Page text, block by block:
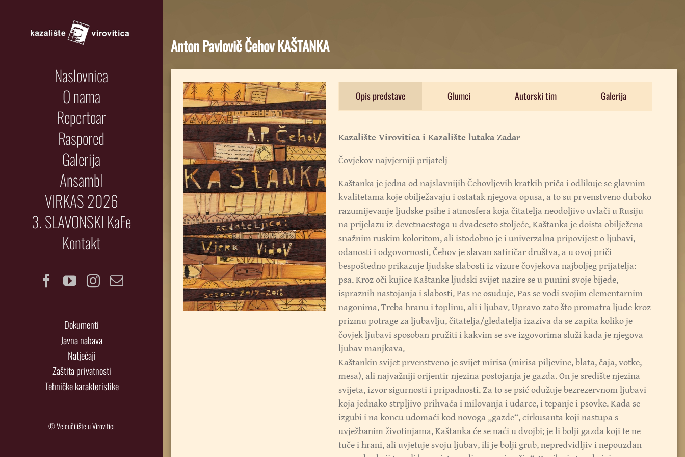
Naslovnica
O nama
Repertoar
Raspored
Galerija
Ansambl
VIRKAS 2026
3. SLAVONSKI KaFe
Kontakt
Facebook
YouTubeInstagram
Email
Dokumenti
Javna nabava
Natječaji
Zaštita privatnosti
Tehničke karakteristike
© Veleučilište u Virovitici
Anton Pavlovič Čehov KAŠTANKA
Opis predstave Glumci Autorski tim Galerija
Kazalište Virovitica i Kazalište lutaka Zadar
Čovjekov najvjerniji prijatelj
Kaštanka je jedna od najslavnijih Čehovljevih kratkih priča i odlikuje se glavnim
kvalitetama koje obilježavaju i ostatak njegova opusa, a to su prvenstveno duboko
razumijevanje ljudske psihe i atmosfera koja čitatelja neodoljivo uvlači u Rusiju
na prijelazu iz devetnaestoga u dvadeseto stoljeće. Kaštanka je doista obilježena
snažnim ruskim koloritom, ali istodobno je i univerzalna pripovijest o ljubavi,
odanosti i odgovornosti. Čehov je slavan satiričar društva, a u ovoj priči
bespoštedno prikazuje ljudske slabosti iz vizure čovjekova najboljeg prijatelja:
psa. Kroz oči kujice Kaštanke ljudski svijet nazire se u punini svoje bijede,
ispraznih nastojanja i slabosti. Pas ne osuđuje. Pas se vodi svojim elementarnim
nagonima. Treba hranu i toplinu, ali i ljubav. Upravo zato što promatra ljude kroz
prizmu potrage za ljubavlju, čitatelja/gledatelja izaziva da se zapita koliko je
čovjek ljubavi sposoban pružiti i kakvim se sve izgovorima služi kada je njegova
ljubav manjkava.
Kaštankin svijet prvenstveno je svijet mirisa (mirisa piljevine, blata, čaja, votke,
mesa), ali najvažniji orijentir njezina postojanja je gazda. On je središte njezina
svijeta, izvor sigurnosti i pripadnosti. Za to se psić odužuje bezrezervnom ljubavi
koja jednako strpljivo prihvaća i milovanja i udarce, i tepanje i psovke. Kada se
izgubi i na koncu udomaći kod novoga „gazde“, cirkusanta koji nastupa s
uvježbanim životinjama, Kaštanka će se naći u dvojbi: je li bolji gazda koji te ne
tuče i hrani, ali uvjetuje svoju ljubav, ili je bolji grub, nepredvidljiv i nepouzdan